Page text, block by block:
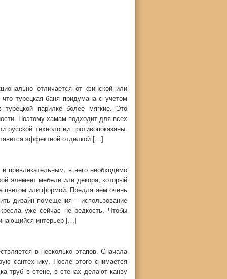
отличается от финской или
турецкая баня придумана с учетом
турецкой парилке более мягкие. Это
Поэтому хамам подходит для всех
технологии противопоказаны.
эффектной отделкой […]
привлекательным, в него необходимо
элемент мебели или декора, который
цветом или формой. Предлагаем очень
дизайн помещения – использование
уже сейчас не редкость. Чтобы
интерьер […]
в несколько этапов. Сначала
сантехнику. После этого снимается
труб в стене, в стенах делают канву